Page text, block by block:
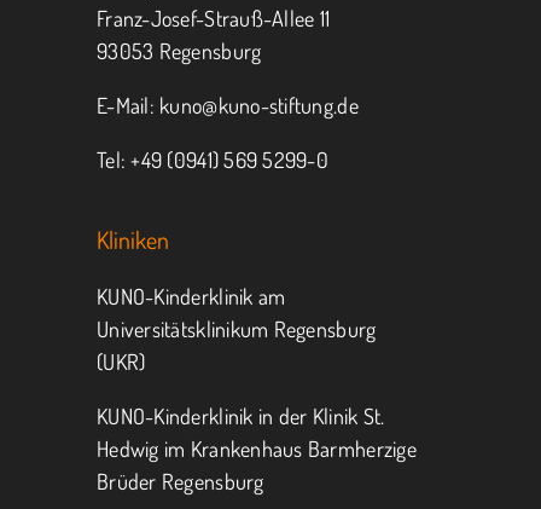
Franz-Josef-Strauß-Allee 11
93053 Regensburg
E-Mail: kuno@kuno-stiftung.de
Tel: +49 (0941) 569 5299-0
Kliniken
KUNO-Kinderklinik am
Universitätsklinikum Regensburg
(UKR)
KUNO-Kinderklinik in der Klinik St.
Hedwig im Krankenhaus Barmherzige
Brüder Regensburg